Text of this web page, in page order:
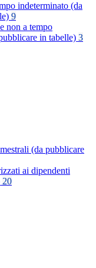
indeterminato (da
9
non a tempo
in tabelle) 3
(da pubblicare
ai dipendenti
20